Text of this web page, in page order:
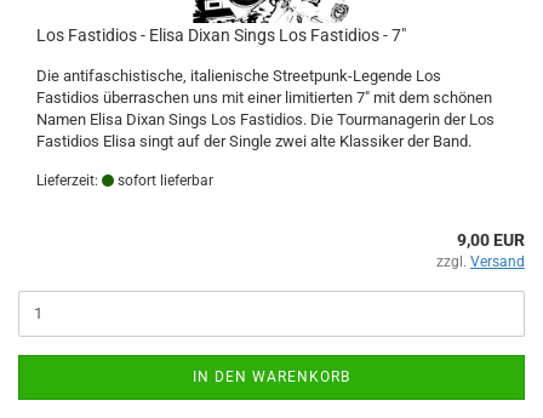
Los Fastidios - Elisa Dixan Sings Los Fastidios - 7"
Die antifaschistische, italienische Streetpunk-Legende Los
Fastidios überraschen uns mit einer limitierten 7" mit dem schönen
Namen Elisa Dixan Sings Los Fastidios. Die Tourmanagerin der Los
Fastidios Elisa singt auf der Single zwei alte Klassiker der Band.
Lieferzeit: sofort lieferbar
9,00 EUR
zzgl. Versand
IN DEN WARENKORB